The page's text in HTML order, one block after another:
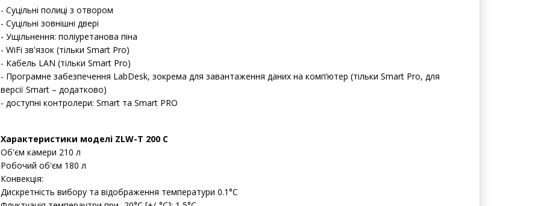
- Суцільні полиці з отвором
- Суцільні зовнішні двері
- Ущільнення: поліуретанова піна
- WiFi зв'язок (тільки Smart Pro)
- Кабель LAN (тільки Smart Pro)
- Програмне забезпечення LabDesk, зокрема для завантаження даних на комп’ютер (тільки Smart Pro, для
версії Smart – додатково)
- доступні контролери: Smart та Smart PRO
Характеристики моделі ZLW-T 200 C
Об'єм камери 210 л
Робочий об'єм 180 л
Конвекція:
Дискретність вибору та відображення температури 0.1°C